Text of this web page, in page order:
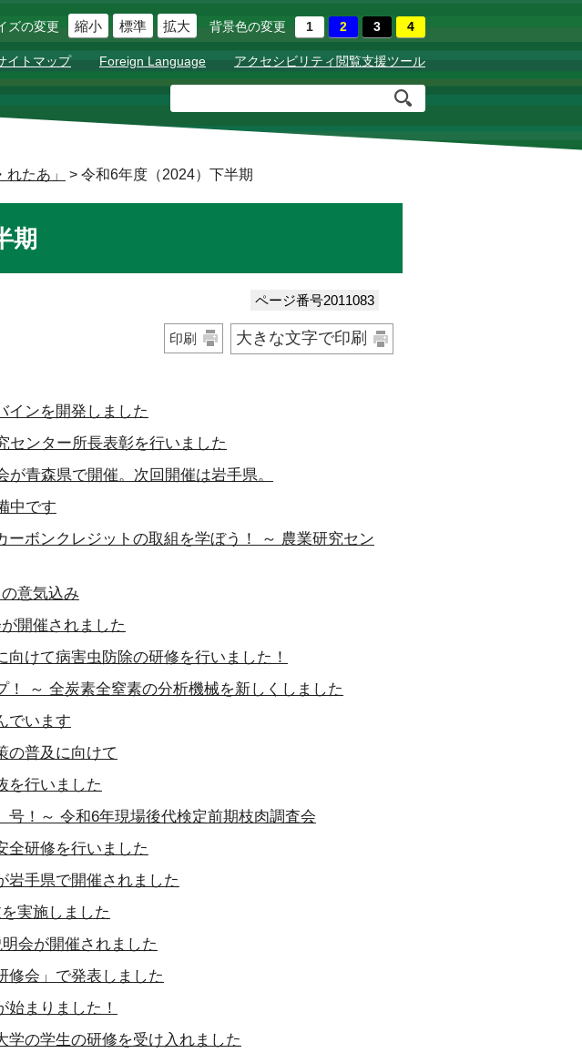
ズの変更 縮小 標準 拡大 背景色の変更
イトマップ Foreign Language アクセシビリティ閲覧支援ツール
たあ」 > 令和6年度（2024）下半期
期
ページ番号2011083
印刷 大きな文字で印刷
インを開発しました
センター所長表彰を行いました
青森県で開催。次回開催は岩手県。
中です
ーボンクレジットの取組を学ぼう！ ～ 農業研究セン
意気込み
開催されました
けて病害虫防除の研修を行いました！
！ ～ 全炭素全窒素の分析機械を新しくしました
でいます
の普及に向けて
を行いました
号！～ 令和6年現場後代検定前期枝肉調査会
全研修を行いました
岩手県で開催されました
実施しました
会が開催されました
修会」で発表しました
まりました！
学の学生の研修を受け入れました